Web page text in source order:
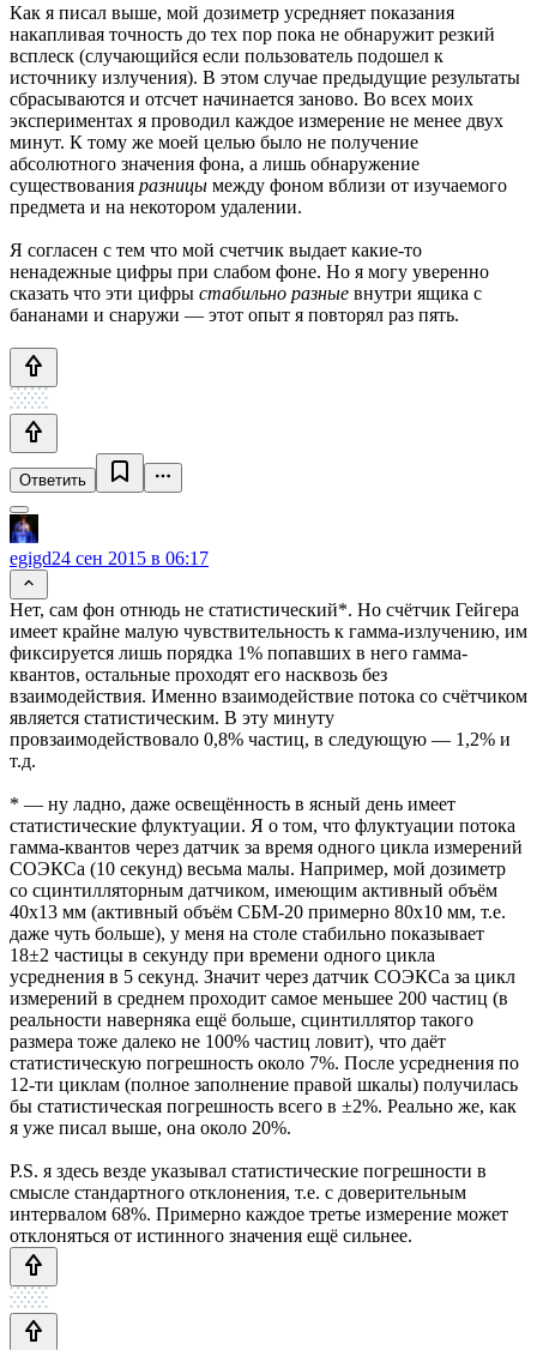
Как я писал выше, мой дозиметр усредняет показания
накапливая точность до тех пор пока не обнаружит резкий
всплеск (случающийся если пользователь подошел к
источнику излучения). В этом случае предыдущие результаты
сбрасываются и отсчет начинается заново. Во всех моих
экспериментах я проводил каждое измерение не менее двух
минут. К тому же моей целью было не получение
абсолютного значения фона, а лишь обнаружение
существования разницы между фоном вблизи от изучаемого
предмета и на некотором удалении.
Я согласен с тем что мой счетчик выдает какие-то
ненадежные цифры при слабом фоне. Но я могу уверенно
сказать что эти цифры стабильно разные внутри ящика с
бананами и снаружи — этот опыт я повторял раз пять.
Ответить
egigd24 сен 2015 в 06:17
Нет, сам фон отнюдь не статистический*. Но счётчик Гейгера
имеет крайне малую чувствительность к гамма-излучению, им
фиксируется лишь порядка 1% попавших в него гамма-
квантов, остальные проходят его насквозь без
взаимодействия. Именно взаимодействие потока со счётчиком
является статистическим. В эту минуту
провзаимодействовало 0,8% частиц, в следующую — 1,2% и
т.д.
* — ну ладно, даже освещённость в ясный день имеет
статистические флуктуации. Я о том, что флуктуации потока
гамма-квантов через датчик за время одного цикла измерений
СОЭКСа (10 секунд) весьма малы. Например, мой дозиметр
со сцинтилляторным датчиком, имеющим активный объём
40х13 мм (активный объём СБМ-20 примерно 80х10 мм, т.е.
даже чуть больше), у меня на столе стабильно показывает
18±2 частицы в секунду при времени одного цикла
усреднения в 5 секунд. Значит через датчик СОЭКСа за цикл
измерений в среднем проходит самое меньшее 200 частиц (в
реальности наверняка ещё больше, сцинтиллятор такого
размера тоже далеко не 100% частиц ловит), что даёт
статистическую погрешность около 7%. После усреднения по
12-ти циклам (полное заполнение правой шкалы) получилась
бы статистическая погрешность всего в ±2%. Реально же, как
я уже писал выше, она около 20%.
P.S. я здесь везде указывал статистические погрешности в
смысле стандартного отклонения, т.е. с доверительным
интервалом 68%. Примерно каждое третье измерение может
отклоняться от истинного значения ещё сильнее.